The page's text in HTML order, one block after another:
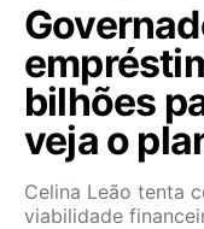
bilhões
veja o
Celina Leão tenta
viabilidade